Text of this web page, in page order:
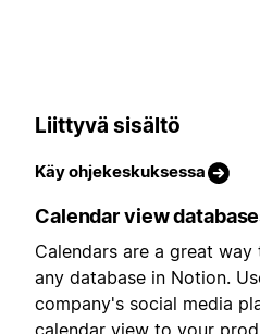
Liittyvä sisältö
Käy ohjekeskuksessa
Calendar view
Calendars are a great
any database in Notion.
company's social media